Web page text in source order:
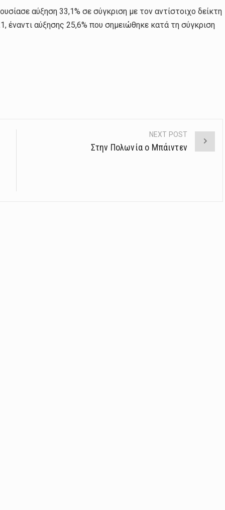
αύξηση 33,1% σε σύγκριση με τον αντίστοιχο δείκτη
έναντι αύξησης 25,6% που σημειώθηκε κατά τη σύγκριση
NEXT POST
Στην Πολωνία o Μπάιντεν